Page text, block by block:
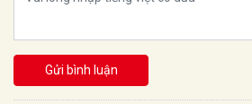
Gửi bình luận